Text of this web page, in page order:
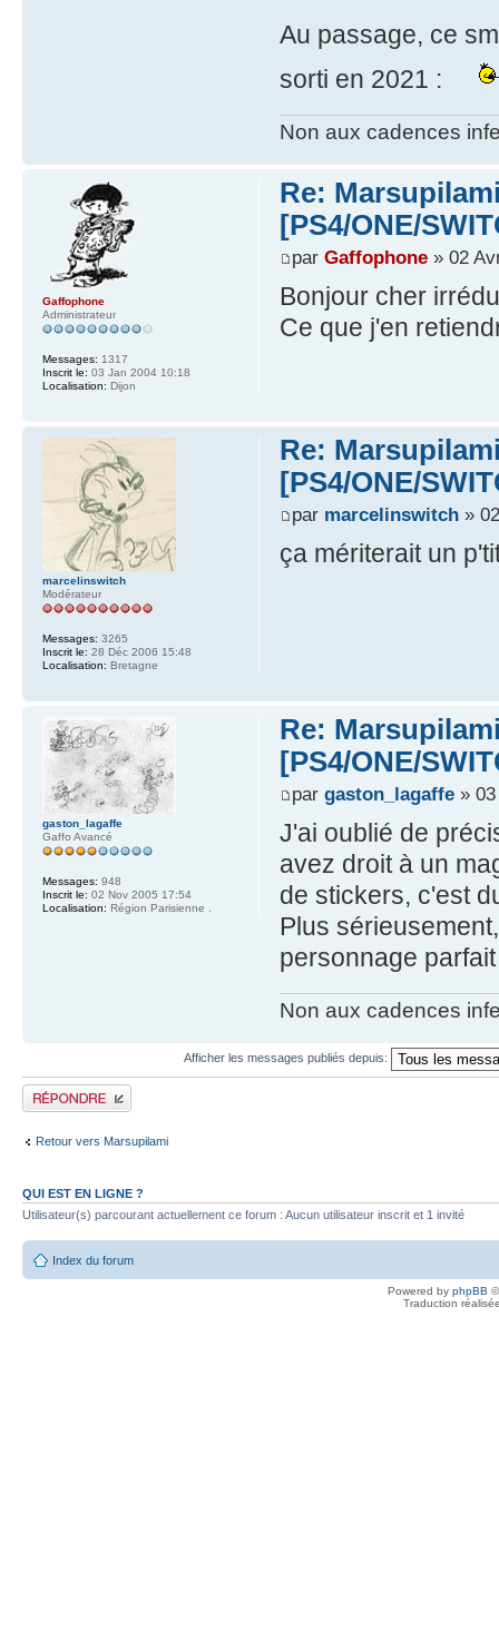
Au passage, ce
sorti en 2021 :
Non aux cadences
Re:
[PS4/ONE/
par Gaffophone» 02
Bonjour cher
Ce que j'en
Gaffophone
Administrateur
Messages: 1317
Inscrit le: 03 Jan 2004 10:18
Localisation: Dijon
Re:
[PS4/ONE/
par marcelinswitch»
ça mériterait un
marcelinswitch
Modérateur
Messages: 3265
Inscrit le: 28 Déc 2006 15:48
Localisation: Bretagne
Re:
[PS4/ONE/
par gaston_lagaffe» 03
J'ai oublié de
avez droit à un
de stickers, c'est
Plus
personnage
Non aux cadences
gaston_lagaffe
Gaffo Avancé
Messages: 948
Inscrit le: 02 Nov 2005 17:54
Localisation: Région Parisienne .
Afficher les messages publiés depuis:
Publier une réponse
Retour vers Marsupilami
QUI EST EN LIGNE ?
Utilisateur(s) parcourant actuellement ce forum : Aucun utilisateur inscrit et 1 invité
Index du forum
Powered by phpBB
Traduction